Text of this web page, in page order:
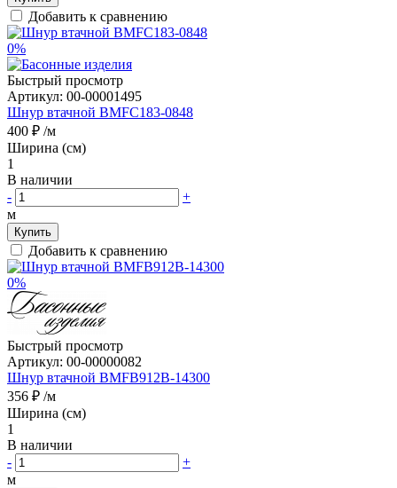
Добавить к сравнению
0%
Быстрый просмотр
Артикул: 00-00001495
Шнур втачной BMFC183-0848
400 ₽ /м
Ширина (см)
1
В наличии
-
+
м
Купить
Добавить к сравнению
0%
Быстрый просмотр
Артикул: 00-00000082
Шнур втачной BMFB912B-14300
356 ₽ /м
Ширина (см)
1
В наличии
-
+
м